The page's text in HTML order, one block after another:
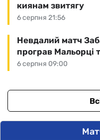
6 серпня 21:56
киянам звитягу
6 серпня 09:00
Невдалий матч
програв Мальорці